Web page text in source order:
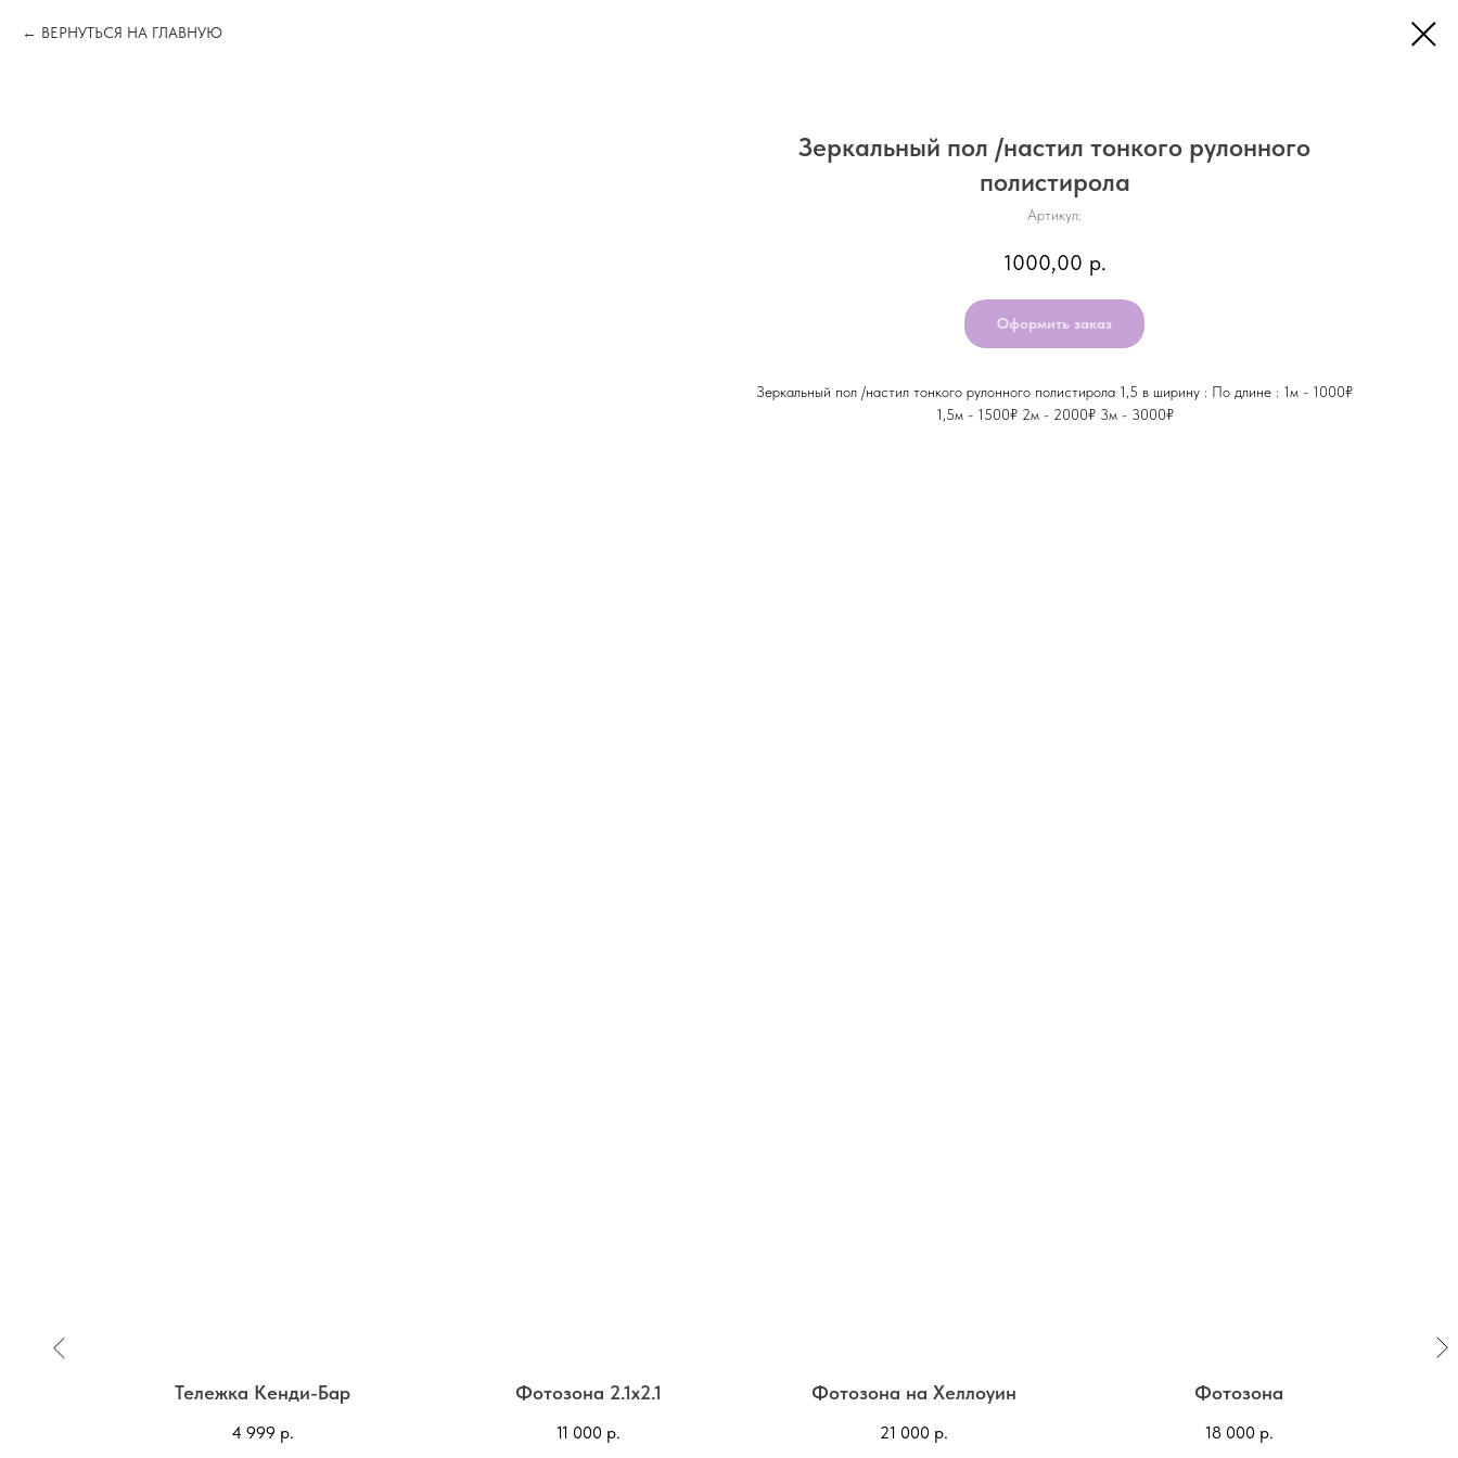
ВЕРНУТЬСЯ НА ГЛАВНУЮ
Зеркальный пол /настил тонкого рулонного
полистирола
Артикул:
1000,00 р.
Оформить заказ
Зеркальный пол /настил тонкого рулонного полистирола 1,5 в ширину : По длине : 1м - 1000₽
1,5м - 1500₽ 2м - 2000₽ 3м - 3000₽
Тележка Кенди-Бар
4 999 р.
Фотозона 2.1х2.1
11 000 р.
Фотозона на Хеллоуин
21 000 р.
Фотозона
18 000 р.